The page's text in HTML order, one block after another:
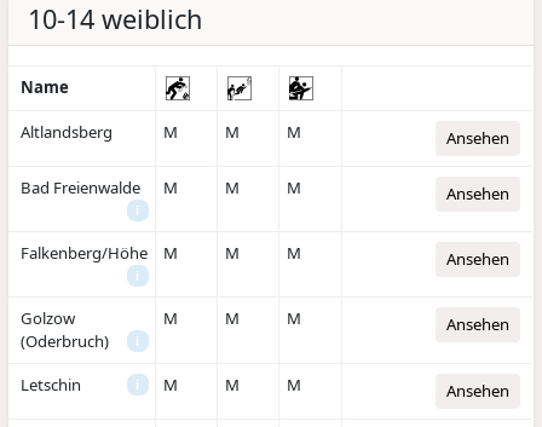
10-14 weiblich
Name
Altlandsberg M M M Ansehen
Bad Freienwalde
i
M M M Ansehen
Falkenberg/Höhe
i
M M M Ansehen
Golzow
(Oderbruch)
i
M M M Ansehen
Letschin i M M M Ansehen